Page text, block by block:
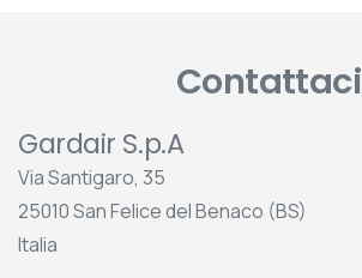
Contattaci
Gardair S.p.A
Via Santigaro, 35
25010 San Felice del Benaco (BS)
Italia